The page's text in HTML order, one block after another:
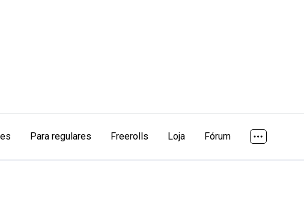
Para regulares Freerolls Loja Fórum